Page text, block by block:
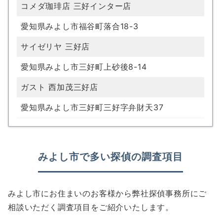
コメダ珈琲店 三好インター店
愛知県みよし市福谷町落合18-3
サイゼリヤ 三好店
愛知県みよし市三好町上砂後8-14
ガスト 西加茂三好店
愛知県みよし市三好町三好字弁財天37
みよし市で多い探偵の調査項目
みよし市にお住まいのお客様から弊社探偵事務所にご
相談いただく調査項目をご紹介いたします。